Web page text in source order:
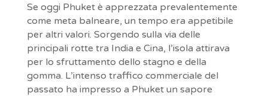
Se oggi Phuket è apprezzata prevalentemente
come meta balneare, un tempo era appetibile
per altri valori. Sorgendo sulla via delle
principali rotte tra India e Cina, l’isola attirava
per lo sfruttamento dello stagno e della
gomma. L’intenso traffico commerciale del
passato ha impresso a Phuket un sapore